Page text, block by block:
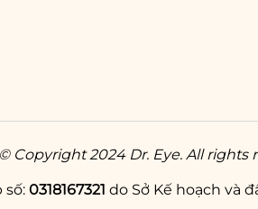
© Copyright 2024 Dr. Eye. All rights
số: 0318167321 do Sở Kế hoạch và